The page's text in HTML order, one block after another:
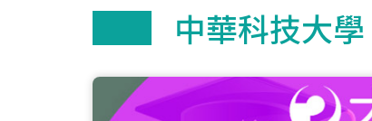
中華科技大學